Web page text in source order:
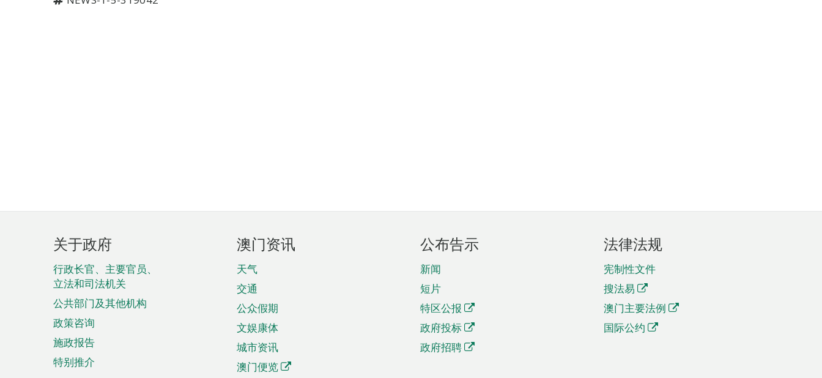
页
脚
菜
单
关于政府
行政长官、主要官员、
立法和司法机关
公共部门及其他机构
政策咨询
施政报告
特别推介
澳门资讯
天气
交通
公众假期
文娱康体
城市资讯
澳门便览
公布告示
新闻
短片
特区公报
政府投标
政府招聘
法律法规
宪制性文件
搜法易
澳门主要法例
国际公约